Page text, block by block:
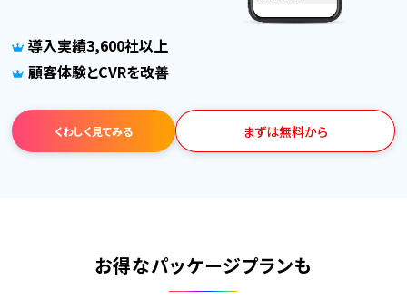
導入実績3,600社以上
顧客体験とCVRを改善
くわしく見てみる まずは無料から
お得なパッケージプランも